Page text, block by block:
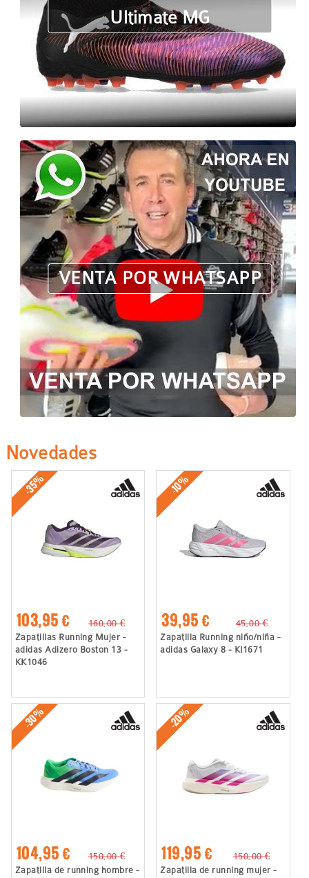
Ultimate MG
VENTA POR WHATSAPP
Novedades
-35%
103,95 €
160,00 €
Zapatillas Running Mujer -
adidas Adizero Boston 13 -
KK1046
-10%
39,95 €
45,00 €
Zapatilla Running niño/niña -
adidas Galaxy 8 - KI1671
-30%
104,95 €
150,00 €
Zapatilla de running hombre -
-20%
119,95 €
150,00 €
Zapatilla de running mujer -